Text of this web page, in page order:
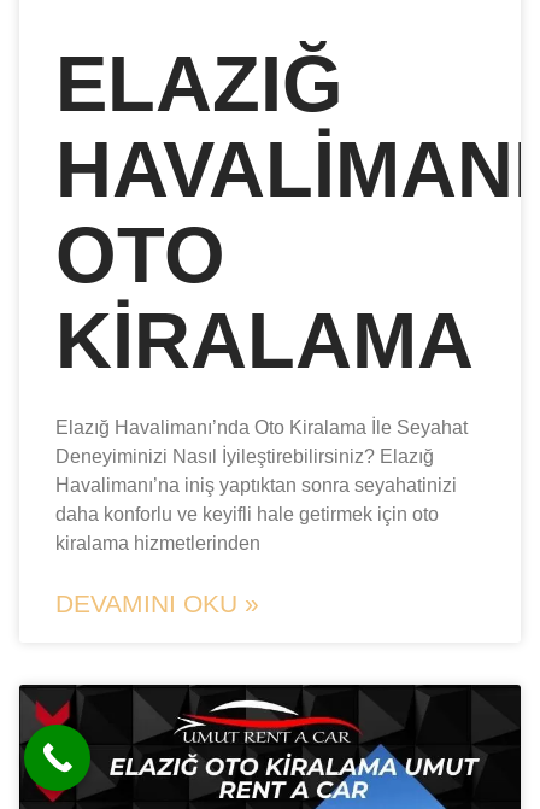
ELAZIĞ
OTO
KIRALAMA
Elazığ Havalimanı’nda Oto Kiralama İle Seyahat
Deneyiminizi Nasıl İyileştirebilirsiniz? Elazığ
Havalimanı’na iniş yaptıktan sonra seyahatinizi
daha konforlu ve keyifli hale getirmek için oto
kiralama hizmetlerinden
DEVAMINI OKU »